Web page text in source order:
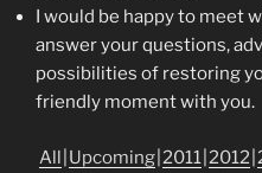
I would be happy to meet
answer your questions,
possibilities of restoring
friendly moment with you.
All Upcoming 2011 2012